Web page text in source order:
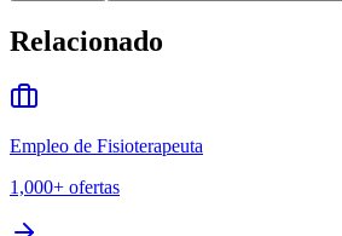
Relacionado
Empleo de Fisioterapeuta
1,000+ ofertas